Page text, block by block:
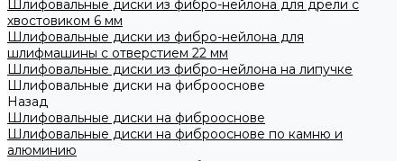
Шлифовальные диски из фибро-нейлона для дрели с
хвостовиком 6 мм
Шлифовальные диски из фибро-нейлона для
шлифмашины с отверстием 22 мм
Шлифовальные диски из фибро-нейлона на липучке
Шлифовальные диски на фиброоснове
Назад
Шлифовальные диски на фиброоснове
Шлифовальные диски на фиброоснове по камню и
алюминию